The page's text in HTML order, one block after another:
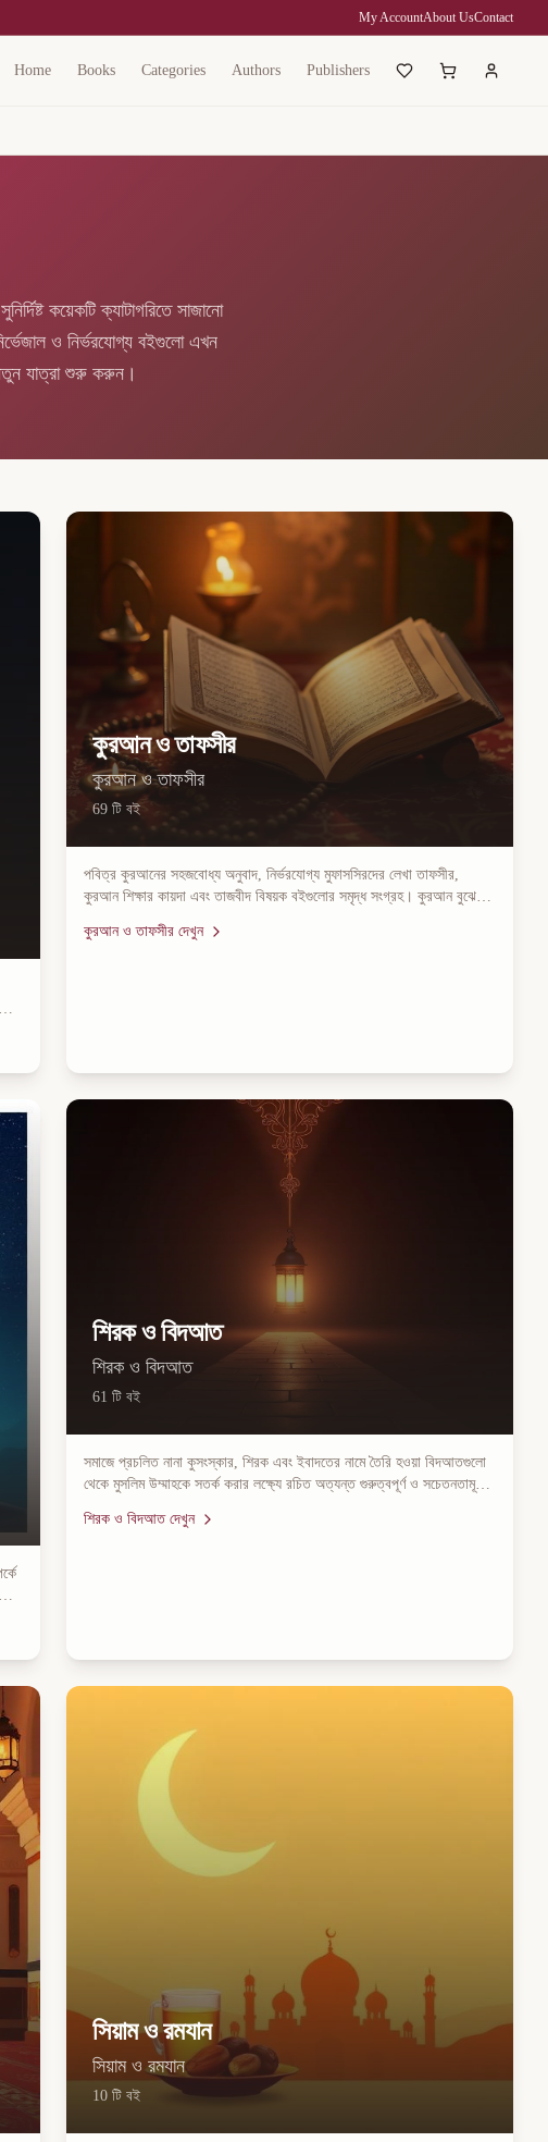
My AccountAbout UsContact
Home Books Categories Authors Publishers
কয়েকটি ক্যাটাগরিতে সাজানো
ও নির্ভরযোগ্য বইগুলো এখন
নতুন যাত্রা শুরু করুন।
কুরআন ও তাফসীর
কুরআন ও তাফসীর
69 টি বই
পবিত্র কুরআনের সহজবোধ্য অনুবাদ, নির্ভরযোগ্য মুফাসসিরদের লেখা তাফসীর,
কুরআন শিক্ষার কায়দা এবং তাজবীদ বিষয়ক বইগুলোর সমৃদ্ধ সংগ্রহ। কুরআন বুঝে
কুরআন ও তাফসীর দেখুন
শিরক ও বিদআত
শিরক ও বিদআত
61 টি বই
সমাজে প্রচলিত নানা কুসংস্কার, শিরক এবং ইবাদতের নামে তৈরি হওয়া বিদআতগুলো
থেকে মুসলিম উম্মাহকে সতর্ক করার লক্ষ্যে রচিত অত্যন্ত গুরুত্বপূর্ণ ও সচেতনতামূলক
শিরক ও বিদআতদেখুন
সিয়াম ও রমযান
সিয়াম ও রমযান
10 টি বই